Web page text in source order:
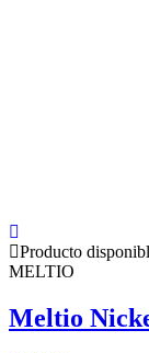
Producto
MELTIO
Meltio